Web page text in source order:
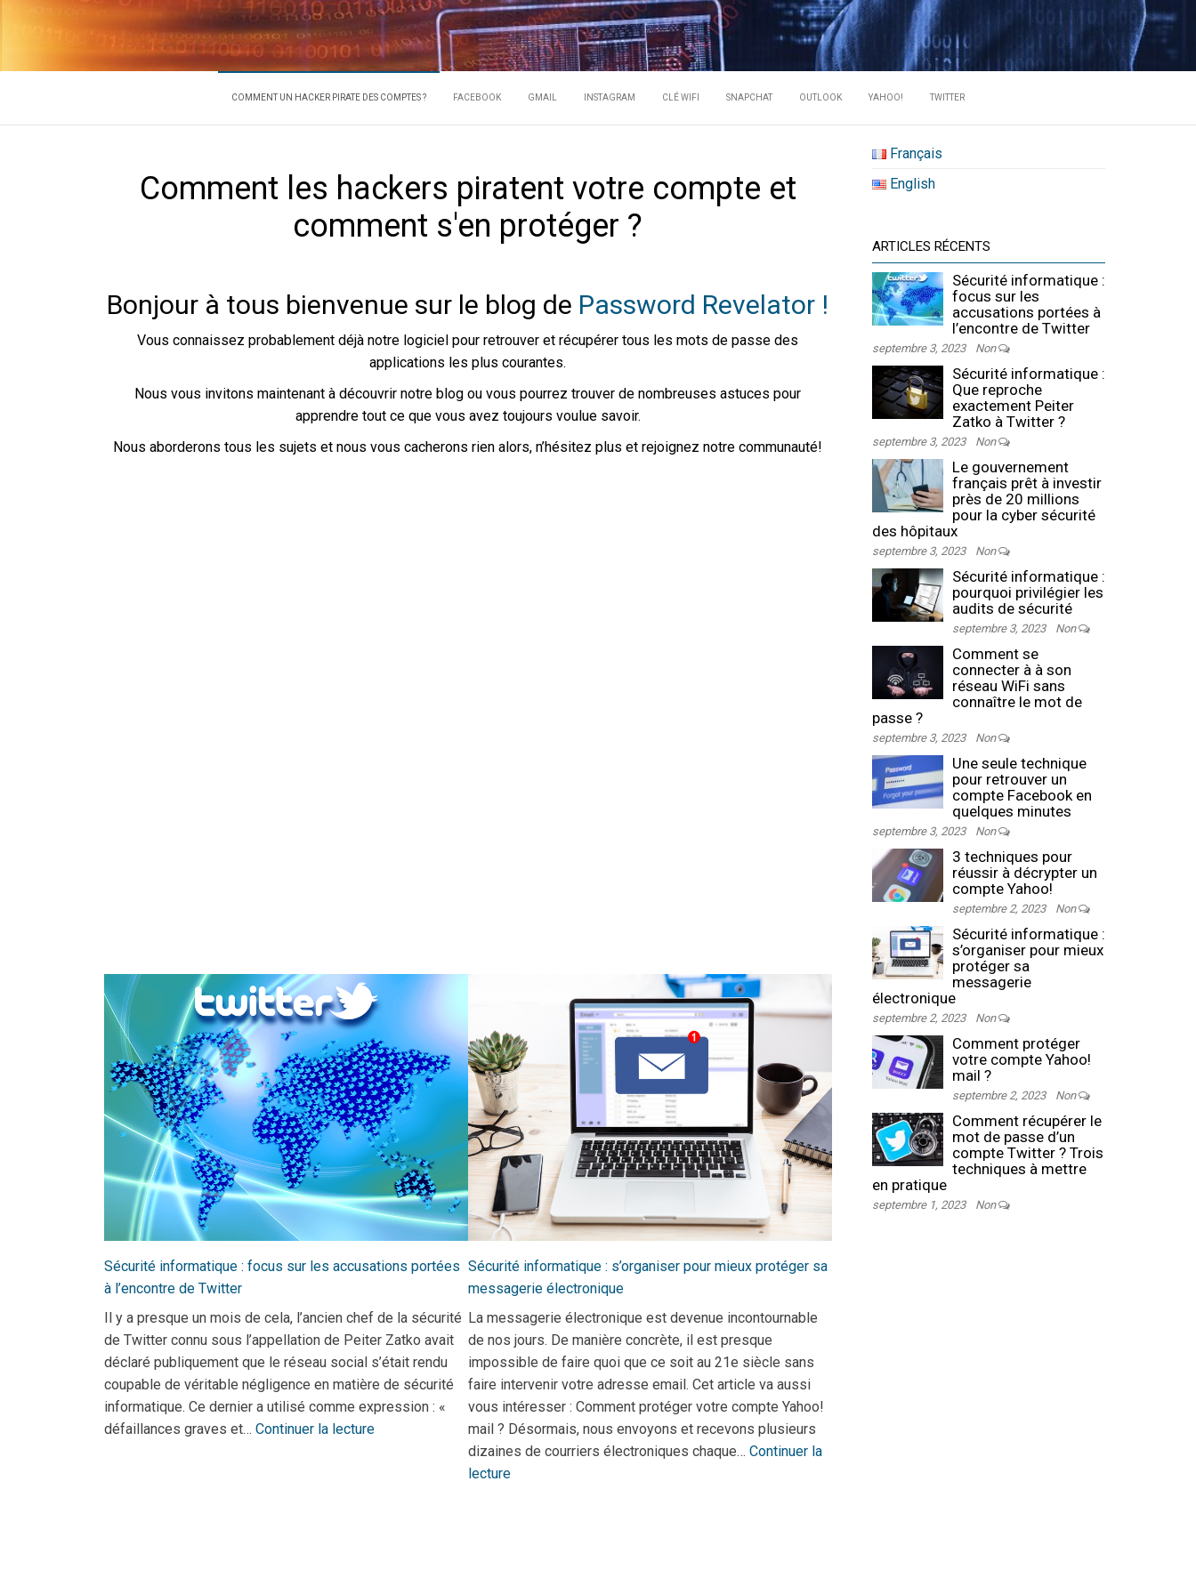
COMMENT UN HACKER PIRATE DES
COMPTES ?
L'expert en récupération de mots de passe des comptes
COMMENT UN HACKER PIRATE DES COMPTES ? FACEBOOK GMAIL INSTAGRAM CLÉ WIFI SNAPCHAT OUTLOOK YAHOO! TWITTER
Comment les hackers piratent votre compte et
comment s'en protéger ?
Bonjour à tous bienvenue sur le blog de Password Revelator !
Vous connaissez probablement déjà notre logiciel pour retrouver et récupérer tous les mots de passe des
applications les plus courantes.
Nous vous invitons maintenant à découvrir notre blog ou vous pourrez trouver de nombreuses astuces pour
apprendre tout ce que vous avez toujours voulue savoir.
Nous aborderons tous les sujets et nous vous cacherons rien alors, n’hésitez plus et rejoignez notre communauté!
Sécurité informatique : focus sur les accusations portées
à l’encontre de Twitter
Il y a presque un mois de cela, l’ancien chef de la sécurité
de Twitter connu sous l’appellation de Peiter Zatko avait
déclaré publiquement que le réseau social s’était rendu
coupable de véritable négligence en matière de sécurité
informatique. Ce dernier a utilisé comme expression : «
défaillances graves et… Continuer la lecture
Sécurité informatique : s’organiser pour mieux protéger sa
messagerie électronique
La messagerie électronique est devenue incontournable
de nos jours. De manière concrète, il est presque
impossible de faire quoi que ce soit au 21e siècle sans
faire intervenir votre adresse email. Cet article va aussi
vous intéresser : Comment protéger votre compte Yahoo!
mail ? Désormais, nous envoyons et recevons plusieurs
dizaines de courriers électroniques chaque… Continuer la
lecture
Français
English
ARTICLES RÉCENTS
Sécurité informatique :
focus sur les
accusations portées à
l’encontre de Twitter
septembre 3, 2023 Non
Sécurité informatique :
Que reproche
exactement Peiter
Zatko à Twitter ?
septembre 3, 2023 Non
Le gouvernement
français prêt à investir
près de 20 millions
pour la cyber sécurité
des hôpitaux
septembre 3, 2023 Non
Sécurité informatique :
pourquoi privilégier les
audits de sécurité
septembre 3, 2023 Non
Comment se
connecter à à son
réseau WiFi sans
connaître le mot de
passe ?
septembre 3, 2023 Non
Une seule technique
pour retrouver un
compte Facebook en
quelques minutes
septembre 3, 2023 Non
3 techniques pour
réussir à décrypter un
compte Yahoo!
septembre 2, 2023 Non
Sécurité informatique :
s’organiser pour mieux
protéger sa
messagerie
électronique
septembre 2, 2023 Non
Comment protéger
votre compte Yahoo!
mail ?
septembre 2, 2023 Non
Comment récupérer le
mot de passe d’un
compte Twitter ? Trois
techniques à mettre
en pratique
septembre 1, 2023 Non